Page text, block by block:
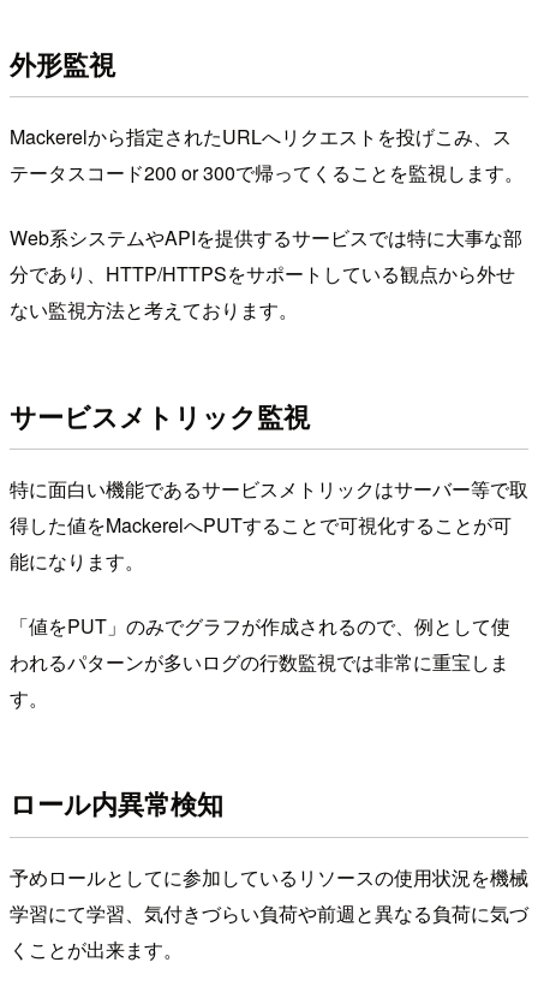
外形監視
Mackerelから指定されたURLへリクエストを投げこみ、ス
テータスコード200 or 300で帰ってくることを監視します。
Web系システムやAPIを提供するサービスでは特に大事な部
分であり、HTTP/HTTPSをサポートしている観点から外せ
ない監視方法と考えております。
サービスメトリック監視
特に面白い機能であるサービスメトリックはサーバー等で取
得した値をMackerelへPUTすることで可視化することが可
能になります。
「値をPUT」のみでグラフが作成されるので、例として使
われるパターンが多いログの行数監視では非常に重宝しま
す。
ロール内異常検知
予めロールとしてに参加しているリソースの使用状況を機械
学習にて学習、気付きづらい負荷や前週と異なる負荷に気づ
くことが出来ます。